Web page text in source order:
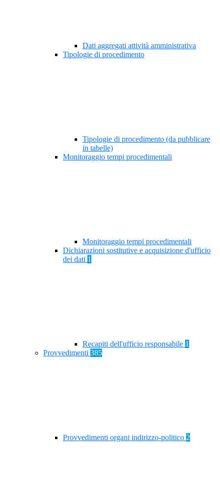
Dati aggregati attività amministrativa
Tipologie di procedimento
Tipologie di procedimento (da pubblicare
in tabelle)
Monitoraggio tempi procedimentali
Monitoraggio tempi procedimentali
Dichiarazioni sostitutive e acquisizione d'ufficio
dei dati 1
Recapiti dell'ufficio responsabile 1
Provvedimenti 385
Provvedimenti organi indirizzo-politico 2